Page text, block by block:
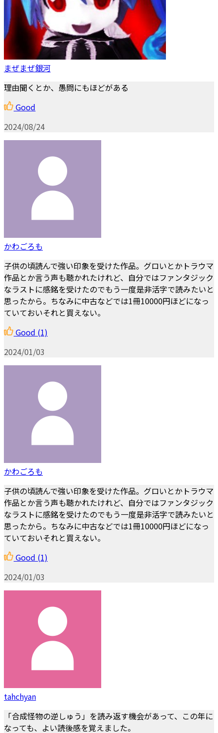
まぜまぜ銀河
理由聞くとか、愚問にもほどがある
Good
2024/08/24
かわごろも
子供の頃読んで強い印象を受けた作品。グロいとかトラウマ
作品とか言う声も聴かれたけれど、自分ではファンタジック
なラストに感銘を受けたのでもう一度是非活字で読みたいと
思ったから。ちなみに中古などでは1冊10000円ほどになっ
ていておいそれと買えない。
Good (1)
2024/01/03
かわごろも
子供の頃読んで強い印象を受けた作品。グロいとかトラウマ
作品とか言う声も聴かれたけれど、自分ではファンタジック
なラストに感銘を受けたのでもう一度是非活字で読みたいと
思ったから。ちなみに中古などでは1冊10000円ほどになっ
ていておいそれと買えない。
Good (1)
2024/01/03
tahchyan
「合成怪物の逆しゅう」を読み返す機会があって、この年に
なっても、よい読後感を覚えました。